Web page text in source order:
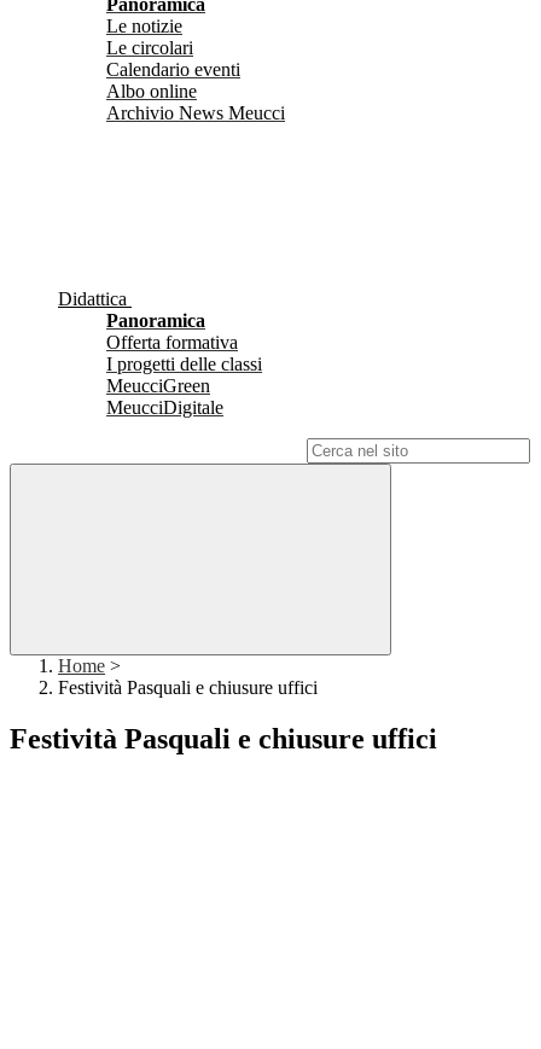
Panoramica
Le notizie
Le circolari
Calendario eventi
Albo online
Archivio News Meucci
Didattica
Panoramica
Offerta formativa
I progetti delle classi
MeucciGreen
MeucciDigitale
Home >
Festività Pasquali e chiusure uffici
Festività Pasquali e chiusure uffici